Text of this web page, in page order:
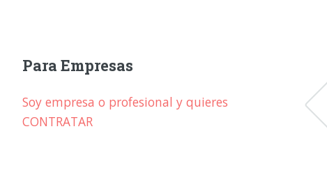
Para Empresas
Soy empresa o profesional y quieres
CONTRATAR